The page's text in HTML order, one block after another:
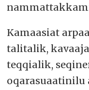
Kamaasiat
talitalik,
teqqialik,
oqarasuaatinilu